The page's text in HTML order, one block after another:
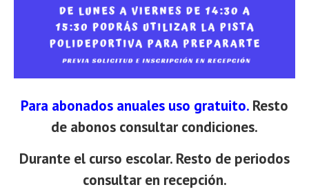
Para abonados anuales uso gratuito. Resto
de abonos consultar condiciones.
Durante el curso escolar. Resto de periodos
consultar en recepción.